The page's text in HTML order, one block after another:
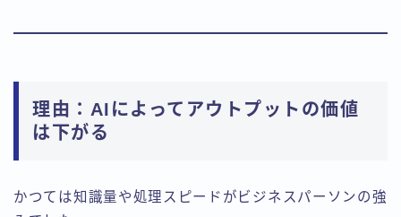
理由：AIによってアウトプットの価値
は下がる
かつては知識量や処理スピードがビジネスパーソンの強